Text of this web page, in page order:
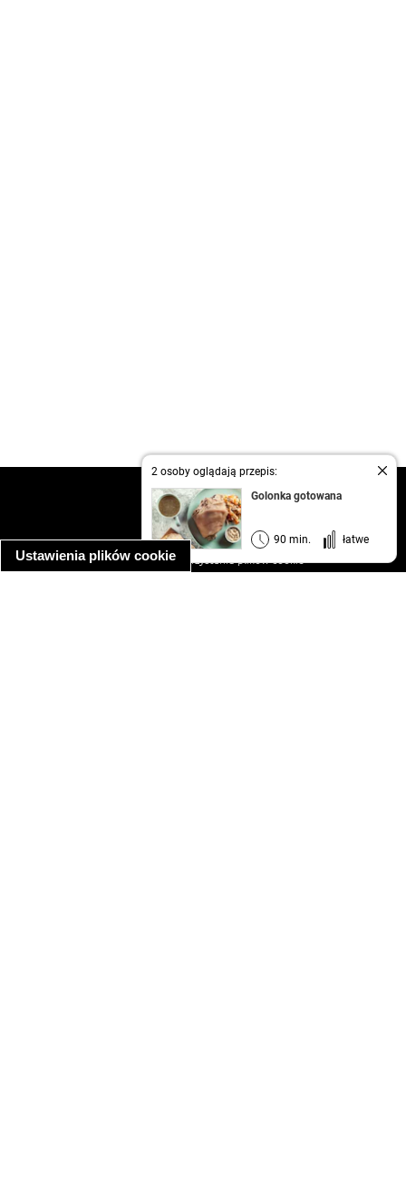
Ustawienia plików cookie
2 osoby oglądają przepis:
Golonka gotowana
90 min. łatwe
kontakt
regulamin
informacja o prywatności
informacja o wykorzystaniu plików cookie